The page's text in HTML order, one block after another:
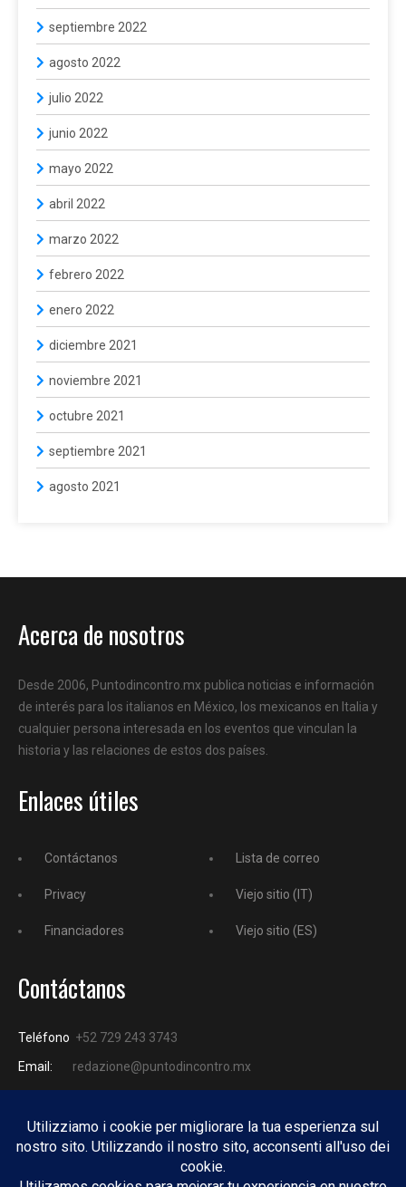
septiembre 2022
agosto 2022
julio 2022
junio 2022
mayo 2022
abril 2022
marzo 2022
febrero 2022
enero 2022
diciembre 2021
noviembre 2021
octubre 2021
septiembre 2021
agosto 2021
Acerca de nosotros
Desde 2006, Puntodincontro.mx publica noticias e información
de interés para los italianos en México, los mexicanos en Italia y
cualquier persona interesada en los eventos que vinculan la
historia y las relaciones de estos dos países.
Enlaces útiles
Contáctanos
Privacy
Financiadores
Lista de correo
Viejo sitio (IT)
Viejo sitio (ES)
Contáctanos
Teléfono +52 729 243 3743
Email:
redazione@puntodincontro.mx
PUNTODINCONTRO